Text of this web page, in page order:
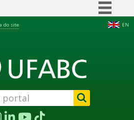
Acesso à informação
Legislação
Canais
EN
do site